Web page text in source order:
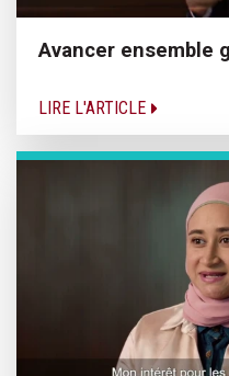
Avancer ensemble
LIRE L'ARTICLE